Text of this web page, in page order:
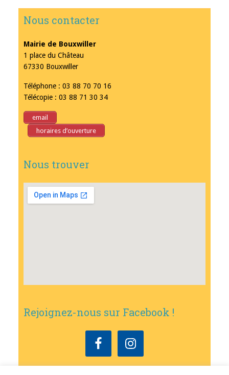
Nous contacter
Mairie de Bouxwiller
1 place du Château
67330 Bouxwiller
Téléphone : 03 88 70 70 16
Télécopie : 03 88 71 30 34
email
horaires d’ouverture
Nous trouver
Rejoignez-nous sur Facebook !